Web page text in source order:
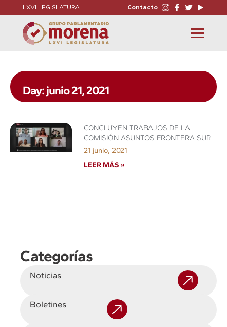
LXVI LEGISLATURA Contacto
Toggle
navigation
Day: junio 21, 2021
CONCLUYEN TRABAJOS DE LA
COMISIÓN ASUNTOS FRONTERA SUR
21 junio, 2021
LEER MÁS »
Categorías
Noticias
Boletines